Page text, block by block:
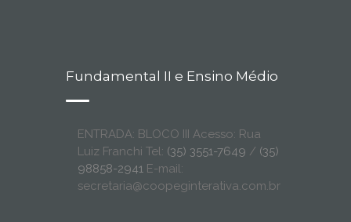
Fundamental II e Ensino Médio
ENTRADA: BLOCO III Acesso: Rua
Luiz Franchi Tel: (35) 3551-7649 / (35)
98858-2941 E-mail:
secretaria@coopeginterativa.com.br